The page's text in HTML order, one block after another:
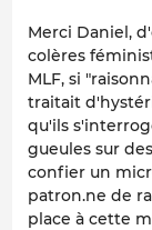
Merci Daniel,
colères
MLF, si
traitait
qu'ils
gueules sur
confier un
patron.ne de
place à cette